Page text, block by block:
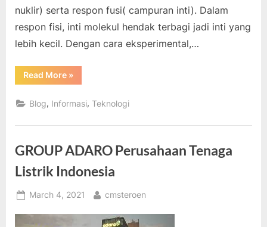
nuklir) serta respon fusi( campuran inti). Dalam
respon fisi, inti molekul hendak terbagi jadi inti yang
lebih kecil. Dengan cara eksperimental,…
Read More“Manfaat
Nuklir
Kehidupan
Manusia”
»
Blog, Informasi,Teknologi
GROUP ADARO Perusahaan Tenaga
Listrik Indonesia
Posted
March 4, 2021 By
cmsteroen